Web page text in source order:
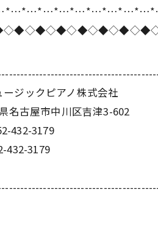
ジックピアノ株式会社
名古屋市中川区吉津3-602
432-3179
432-3179